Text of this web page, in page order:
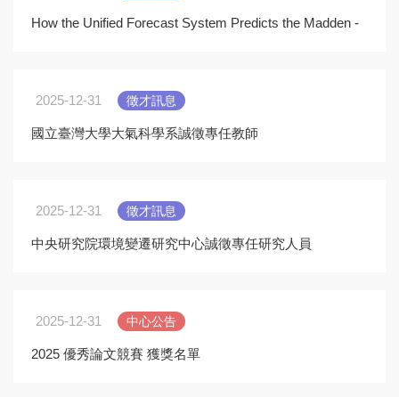
How the Unified Forecast System Predicts the Madden -
2025-12-31 徵才訊息
國立臺灣大學大氣科學系誠徵專任教師
2025-12-31 徵才訊息
中央研究院環境變遷研究中心誠徵專任研究人員
2025-12-31 中心公告
2025 優秀論文競賽 獲獎名單